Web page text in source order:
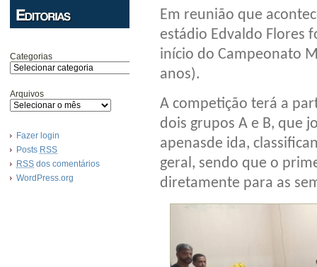
Categorias
Arquivos
Fazer login
Posts RSS
RSS dos comentários
WordPress.org
Em reunião que
estádio Edvaldo Flores
início do Campeonato
anos).
A competição terá a
dois grupos A e B, que
apenasde ida,
geral, sendo que o
diretamente para as